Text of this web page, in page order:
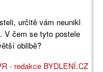
určitě vám neunikl
V čem se tyto postele
oblibě?
- redakce BYDLENÍ.CZ